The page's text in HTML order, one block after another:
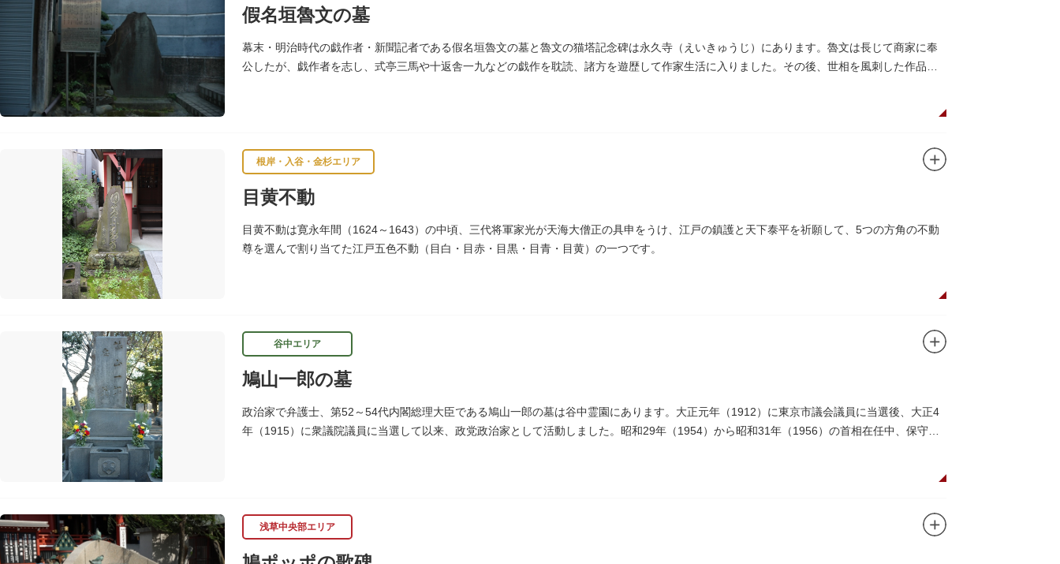
假名垣魯文の墓
幕末・明治時代の戯作者・新聞記者である假名垣魯文の墓と魯文の猫塔記念碑は永久寺（えいきゅうじ）にあります。魯文は長じて商家に奉
公したが、戯作者を志し、式亭三馬や十返舎一九などの戯作を耽読、諸方を遊歴して作家生活に入りました。その後、世相を風刺した作品を
根岸・入谷・金杉エリア
目黄不動
目黄不動は寛永年間（1624～1643）の中頃、三代将軍家光が天海大僧正の具申をうけ、江戸の鎮護と天下泰平を祈願して、5つの方角の不動
尊を選んで割り当てた江戸五色不動（目白・目赤・目黒・目青・目黄）の一つです。
谷中エリア
鳩山一郎の墓
政治家で弁護士、第52～54代内閣総理大臣である鳩山一郎の墓は谷中霊園にあります。大正元年（1912）に東京市議会議員に当選後、大正4
年（1915）に衆議院議員に当選して以来、政党政治家として活動しました。昭和29年（1954）から昭和31年（1956）の首相在任中、保守合
浅草中央部エリア